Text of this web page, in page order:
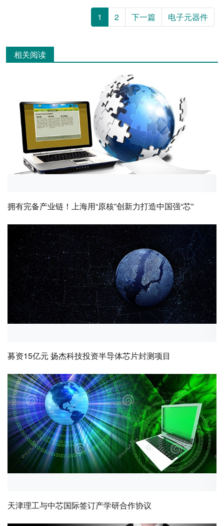
1 2 下一篇 电子元器件
相关阅读
拥有完备产业链！上海用“原核”创新力打造中国强“芯”
募资15亿元 扬杰科技投资半导体芯片封测项目
天津理工与中芯国际签订产学研合作协议